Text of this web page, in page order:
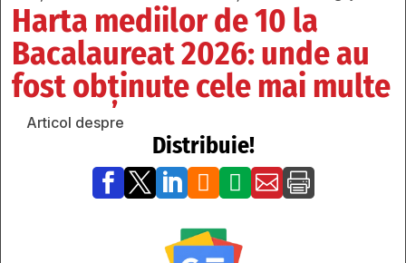
Harta mediilor de 10 la
Bacalaureat 2026: unde au
fost obținute cele mai multe
Articol despre
Distribuie!
      